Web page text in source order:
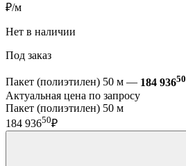
₽/м
Нет в наличии
Под заказ
Пакет (полиэтилен) 50 м — 184 93650
Актуальная цена по запросу
Пакет (полиэтилен) 50 м
184 93650₽